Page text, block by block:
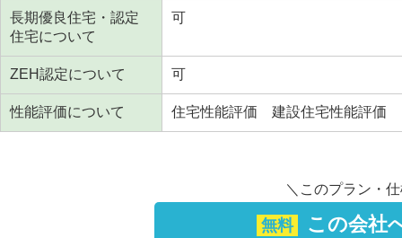
長期優良住宅・認定
住宅について
可
ZEH認定について 可
性能評価について 住宅性能評価 建設住宅性能評価
＼このプラン・
無料 この会社